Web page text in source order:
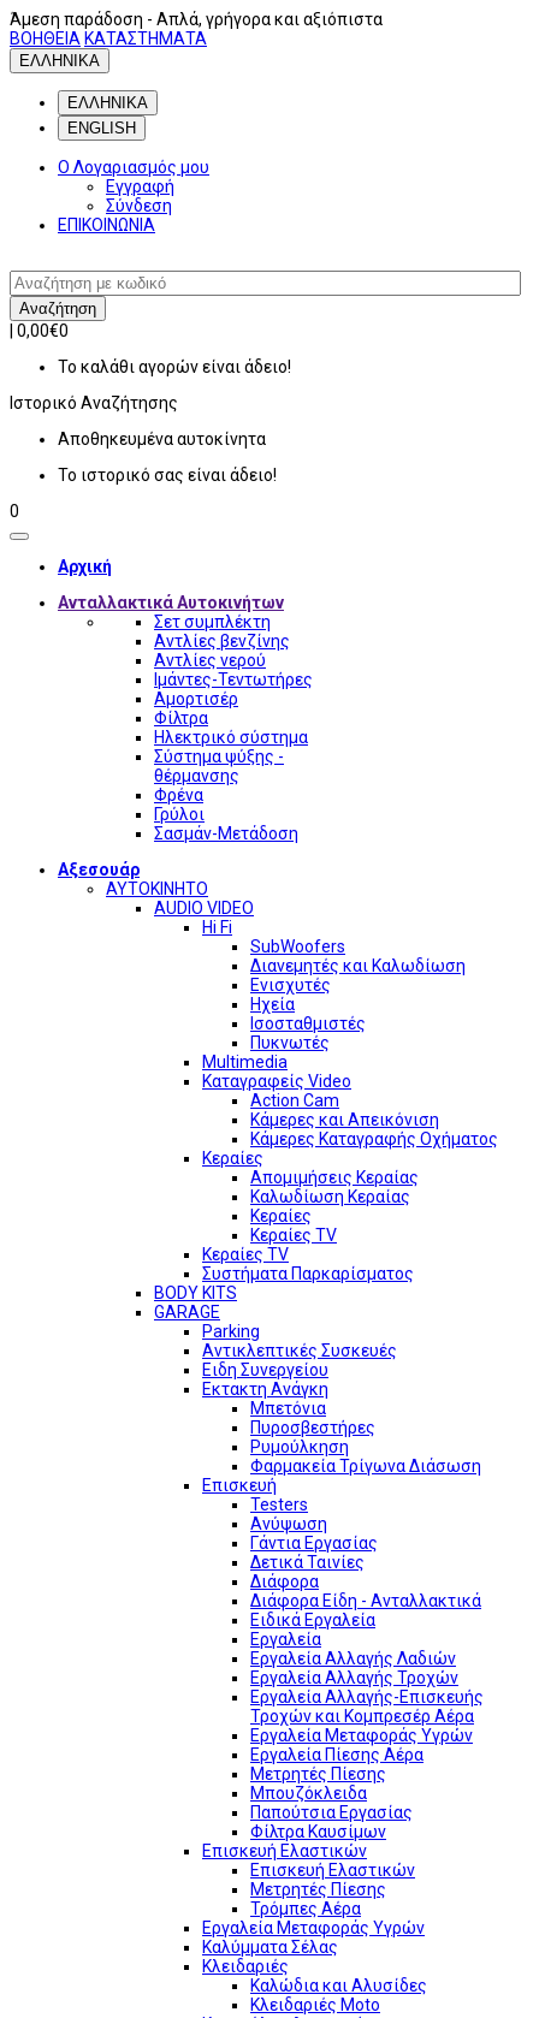
Άμεση παράδοση - Απλά, γρήγορα και αξιόπιστα
ΒΟΗΘΕΙΑ ΚΑΤΑΣΤΗΜΑΤΑ
ΕΛΛΗΝΙΚΑ
ΕΛΛΗΝΙΚΑ
ENGLISH
Ο Λογαριασμός μου
Εγγραφή
Σύνδεση
ΕΠΙΚΟΙΝΩΝΙΑ
Αναζήτηση
0,00€0
Το καλάθι αγορών είναι άδειο!
Ιστορικό Αναζήτησης
Αποθηκευμένα αυτοκίνητα
Το ιστορικό σας είναι άδειο!
0
Αρχική
Ανταλλακτικά Αυτοκινήτων
Σετ συμπλέκτη
Αντλίες βενζίνης
Αντλίες νερού
Ιμάντες-Τεντωτήρες
Αμορτισέρ
Φίλτρα
Ηλεκτρικό σύστημα
Σύστημα ψύξης -
θέρμανσης
Φρένα
Γρύλοι
Σασμάν-Μετάδοση
Αξεσουάρ
ΑΥΤΟΚΙΝΗΤΟ
AUDIO VIDEO
Hi Fi
SubWoofers
Διανεμητές και Καλωδίωση
Ενισχυτές
Ηχεία
Ισοσταθμιστές
Πυκνωτές
Multimedia
Καταγραφείς Video
Action Cam
Κάμερες και Απεικόνιση
Κάμερες Καταγραφής Οχήματος
Κεραίες
Απομιμήσεις Κεραίας
Καλωδίωση Κεραίας
Κεραίες
Κεραίες TV
Κεραίες TV
Συστήματα Παρκαρίσματος
BODY KITS
GARAGE
Parking
Αντικλεπτικές Συσκευές
Ειδη Συνεργείου
Εκτακτη Ανάγκη
Μπετόνια
Πυροσβεστήρες
Ρυμούλκηση
Φαρμακεία Τρίγωνα Διάσωση
Επισκευή
Testers
Ανύψωση
Γάντια Εργασίας
Δετικά Ταινίες
Διάφορα
Διάφορα Είδη - Ανταλλακτικά
Ειδικά Εργαλεία
Εργαλεία
Εργαλεία Αλλαγής Λαδιών
Εργαλεία Αλλαγής Τροχών
Εργαλεία Αλλαγής-Επισκευής
Τροχών και Κομπρεσέρ Αέρα
Εργαλεία Μεταφοράς Υγρών
Εργαλεία Πίεσης Αέρα
Μετρητές Πίεσης
Μπουζόκλειδα
Παπούτσια Εργασίας
Φίλτρα Καυσίμων
Επισκευή Ελαστικών
Επισκευή Ελαστικών
Μετρητές Πίεσης
Τρόμπες Αέρα
Εργαλεία Μεταφοράς Υγρών
Καλύμματα Σέλας
Κλειδαριές
Καλώδια και Αλυσίδες
Κλειδαριές Moto